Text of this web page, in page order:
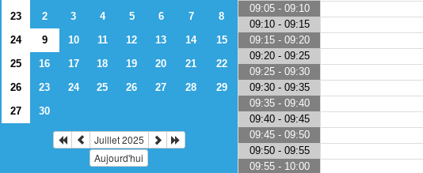
23
2 3 4 5 6 7
8
24
9 10 11 12 13 14
15
25
16 17 18 19 20 21
22
26
23 24 25 26 27 28
29
27
30
Juillet 2025
Aujourd'hui
09:05 - 09:10
09:10 - 09:15
09:15 - 09:20
09:20 - 09:25
09:25 - 09:30
09:30 - 09:35
09:35 - 09:40
09:40 - 09:45
09:45 - 09:50
09:50 - 09:55
09:55 - 10:00